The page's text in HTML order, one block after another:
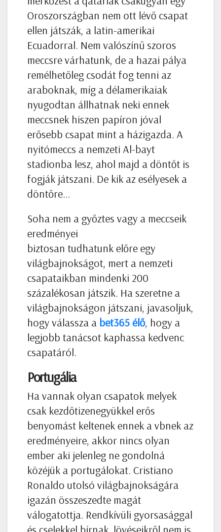
Oroszországban nem ott lévő csapat
ellen játszák, a latin-amerikai
Ecuadorral. Nem valószínű szoros
meccsre várhatunk, de a hazai pálya
remélhetőleg csodát fog tenni az
araboknak, míg a délamerikaiak
nyugodtan állhatnak neki ennek
meccsnek hiszen papíron jóval
erősebb csapat mint a házigazda. A
nyitómeccs a nemzeti Al-bayt
stadionba lesz, ahol majd a döntőt is
fogják játszani. De kik az esélyesek a
döntőre…
Soha nem a győztes vagy a meccseik
eredményei
biztosan tudhatunk előre egy
világbajnokságot, mert a nemzeti
csapataikban mindenki 200
százalékosan játszik. Ha szeretne a
világbajnokságon játszani, javasoljuk,
hogy válassza a bet365 élő, hogy a
legjobb tanácsot kaphassa kedvenc
csapatáról.
Portugália
Ha vannak olyan csapatok melyek
csak kezdőtizenegyükkel erős
benyomást keltenek ennek a vbnek az
eredményeire, akkor nincs olyan
ember aki jelenleg ne gondolná
közéjük a portugálokat. Cristiano
Ronaldo utolsó világbajnokságára
igazán összeszedte magát
válogatottja. Rendkívüli gyorsasággal